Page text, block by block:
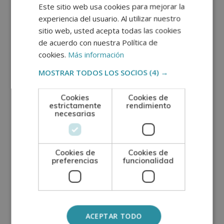
En otras palabras, esta maestría te permite
mejorar tu empleabilidad y enfocar tu perfil
hacia un ámbito con transformación social.
Proceso de
admisión paso a
paso
El proceso de admisión está diseñado para ser
ágil y accesible. En primer lugar, realizas la
solicitud de
inscripción online
. Una vez
formalizada, recibes acceso al curso inicial, donde
del campus virtual y los recursos disponibles.
Este sitio web usa cookies para mejorar la
experiencia del usuario. Al utilizar nuestro
sitio web, usted acepta todas las cookies
de acuerdo con nuestra Política de
cookies. Más información
MOSTRAR TODOS LOS SOCIOS (4) →
Cookies
estrictamente
necesarias
Cookies de
rendimiento
Cookies de
preferencias
Cookies de
funcionalidad
ACEPTAR TODO